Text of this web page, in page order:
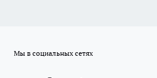
Мы в социальных сетях